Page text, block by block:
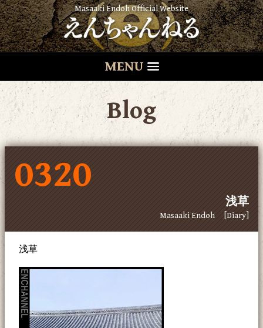
Masaaki Endoh Official Website
MENU
Blog
0320
浅草
Masaaki Endoh [Diary]
浅草